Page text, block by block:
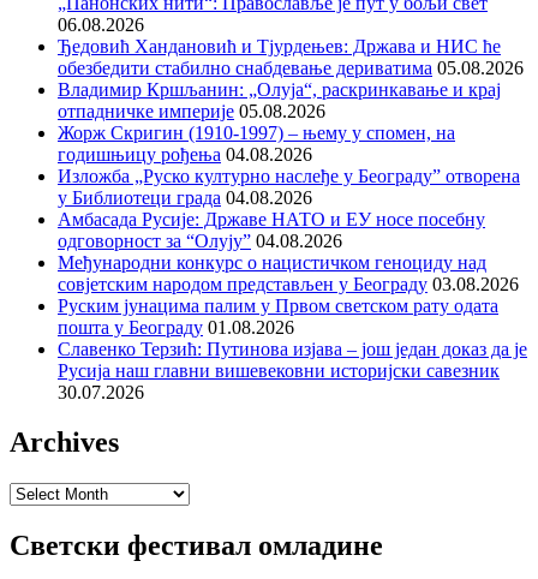
06.08.2026
Ђедовић Хандановић и Тјурдењев: Држава и НИС ће
обезбедити стабилно снабдевање дериватима 05.08.2026
Владимир Кршљанин: „Олуја“, раскринкавање и крај
отпадничке империје 05.08.2026
Жорж Скригин (1910-1997) – њему у спомен, на
годишњицу рођења 04.08.2026
Изложба „Руско културно наслеђе у Београду” отворена
у Библиотеци града 04.08.2026
Амбасада Русије: Државе НАТО и ЕУ носе посебну
одговорност за “Олују” 04.08.2026
Међународни конкурс о нацистичком геноциду над
совјетским народом представљен у Београду 03.08.2026
Руским јунацима палим у Првом светском рату одата
пошта у Београду 01.08.2026
Славенко Терзић: Путинова изјава – још један доказ да је
Русија наш главни вишевековни историјски савезник
30.07.2026
Archives
Archives
Светски фестивал омладине